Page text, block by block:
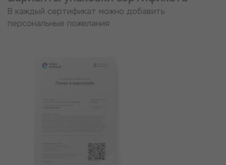
В каждый сертификат можно добавить
персональные пожелания